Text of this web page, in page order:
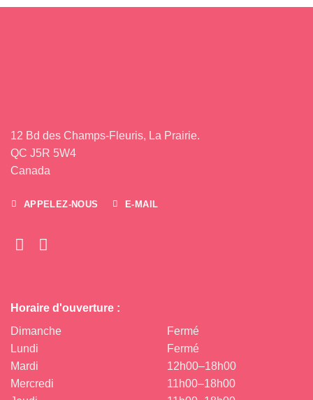
12 Bd des Champs-Fleuris, La Prairie.
QC J5R 5W4
Canada
APPELEZ-NOUS E-MAIL
Horaire d'ouverture :
Dimanche
Lundi
Mardi
Mercredi
Fermé
Fermé
12h00–18h00
11h00–18h00